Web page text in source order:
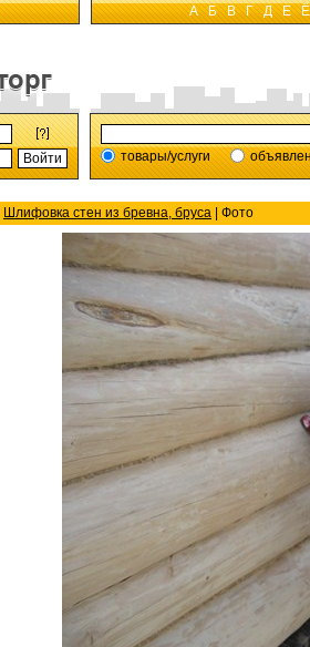
А Б В Г Д Е Ё
товары/услуги
Шлифовка стен из бревна, бруса | Фото